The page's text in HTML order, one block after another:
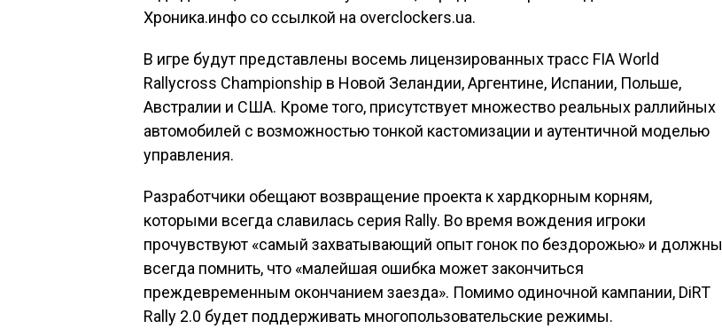
Хроника.инфо со ссылкой на overclockers.ua.
В игре будут представлены восемь лицензированных трасс FIA World
Rallycross Championship в Новой Зеландии, Аргентине, Испании, Польше,
Австралии и США. Кроме того, присутствует множество реальных раллийных
автомобилей с возможностью тонкой кастомизации и аутентичной моделью
управления.
Разработчики обещают возвращение проекта к хардкорным корням,
которыми всегда славилась серия Rally. Во время вождения игроки
прочувствуют «самый захватывающий опыт гонок по бездорожью» и должны
всегда помнить, что «малейшая ошибка может закончиться
преждевременным окончанием заезда». Помимо одиночной кампании, DiRT
Rally 2.0 будет поддерживать многопользовательские режимы.